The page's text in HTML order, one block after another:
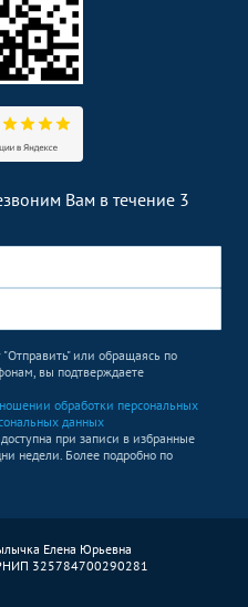
Вам в течение 3
или обращаясь по
вы подтверждаете
обработки персональных
данных
при записи в избранные
недели. Более подробно по
Елена Юрьевна
325784700290281